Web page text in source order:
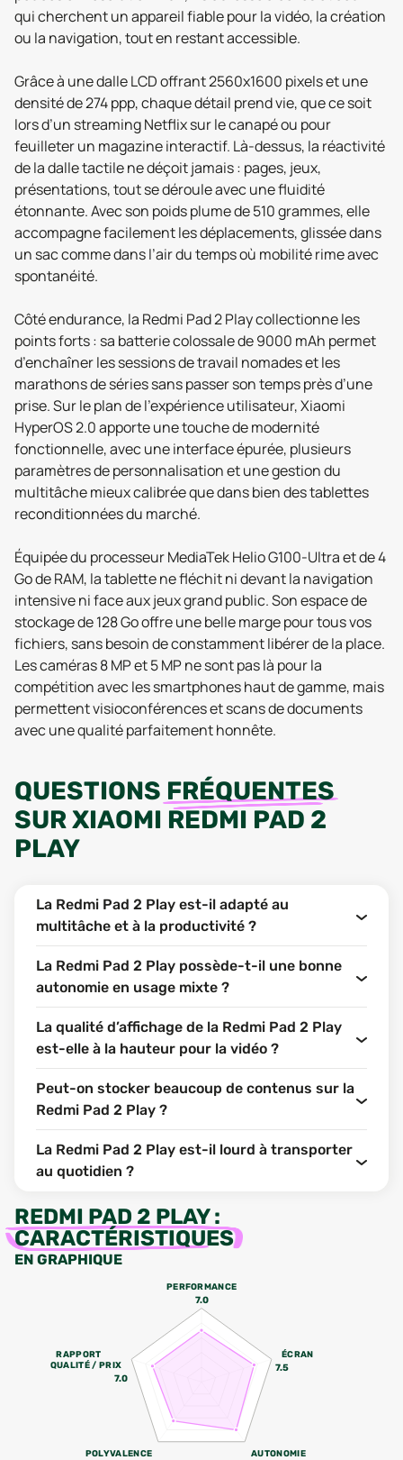
qui cherchent un appareil fiable pour la vidéo, la création
ou la navigation, tout en restant accessible.
Grâce à une dalle LCD offrant 2560x1600 pixels et une
densité de 274 ppp, chaque détail prend vie, que ce soit
lors d’un streaming Netflix sur le canapé ou pour
feuilleter un magazine interactif. Là-dessus, la réactivité
de la dalle tactile ne déçoit jamais : pages, jeux,
présentations, tout se déroule avec une fluidité
étonnante. Avec son poids plume de 510 grammes, elle
accompagne facilement les déplacements, glissée dans
un sac comme dans l’air du temps où mobilité rime avec
spontanéité.
Côté endurance, la Redmi Pad 2 Play collectionne les
points forts : sa batterie colossale de 9000 mAh permet
d’enchaîner les sessions de travail nomades et les
marathons de séries sans passer son temps près d’une
prise. Sur le plan de l’expérience utilisateur, Xiaomi
HyperOS 2.0 apporte une touche de modernité
fonctionnelle, avec une interface épurée, plusieurs
paramètres de personnalisation et une gestion du
multitâche mieux calibrée que dans bien des tablettes
reconditionnées du marché.
Équipée du processeur MediaTek Helio G100-Ultra et de 4
Go de RAM, la tablette ne fléchit ni devant la navigation
intensive ni face aux jeux grand public. Son espace de
stockage de 128 Go offre une belle marge pour tous vos
fichiers, sans besoin de constamment libérer de la place.
Les caméras 8 MP et 5 MP ne sont pas là pour la
compétition avec les smartphones haut de gamme, mais
permettent visioconférences et scans de documents
avec une qualité parfaitement honnête.
QUESTIONS FRÉQUENTES
SURXIAOMI REDMI PAD 2
PLAY
La Redmi Pad 2 Play est-il adapté au
multitâche et à la productivité ?
La Redmi Pad 2 Play possède-t-il une bonne
autonomie en usage mixte ?
La qualité d’affichage de la Redmi Pad 2 Play
est-elle à la hauteur pour la vidéo ?
Peut-on stocker beaucoup de contenus sur la
Redmi Pad 2 Play ?
La Redmi Pad 2 Play est-il lourd à transporter
au quotidien ?
REDMI PAD 2 PLAY:
CARACTÉRISTIQUES
EN GRAPHIQUE
PERFORMANCE
7.0
ÉCRAN
7.5
AUTONOMIE
POLYVALENCE
RAPPORT
QUALITÉ / PRIX
7.0